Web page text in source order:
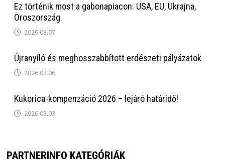
Ez történik most a gabonapiacon: USA, EU, Ukrajna,
Oroszország
2026.08.07.
Újranyíló és meghosszabbított erdészeti pályázatok
2026.08.06.
Kukorica-kompenzáció 2026 – lejáró határidő!
2026.08.03.
PARTNERINFO KATEGÓRIÁK